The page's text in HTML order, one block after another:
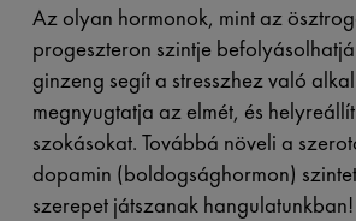
Az olyan hormonok, mint az
progeszteron szintje
ginzeng segít a stresszhez való
megnyugtatja az elmét, és
szokásokat. Továbbá növeli a
dopamin (boldogsághormon)
szerepet játszanak hangulatunkban!